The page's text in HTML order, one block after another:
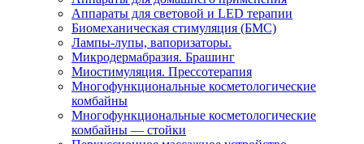
Аппараты для световой и LED терапии
Биомеханическая стимуляция (БМС)
Лампы-лупы, вапоризаторы.
Микродермабразия. Брашинг
Миостимуляция. Прессотерапия
Многофункциональные косметологические
комбайны
Многофункциональные косметологические
комбайны — стойки